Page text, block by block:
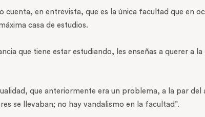
cuenta, en entrevista, que es la única facultad que en
casa de estudios.
que tiene estar estudiando, les enseñas a querer a
que anteriormente era un problema, a la par del
se llevaban; no hay vandalismo en la facultad”.